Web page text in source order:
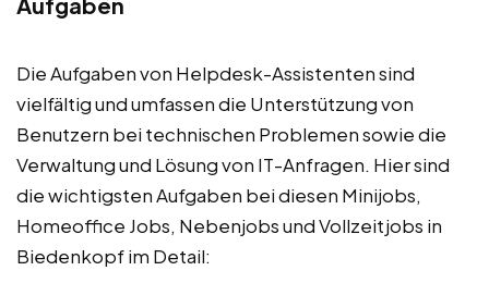
Die Aufgaben von Helpdesk-Assistenten sind
vielfältig und umfassen die Unterstützung von
Benutzern bei technischen Problemen sowie die
Verwaltung und Lösung von IT-Anfragen. Hier sind
die wichtigsten Aufgaben bei diesen Minijobs,
Homeoffice Jobs, Nebenjobs und Vollzeitjobs in
Biedenkopf im Detail: